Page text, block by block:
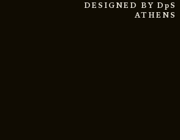
DESIGNED BY DpS
ATHENS